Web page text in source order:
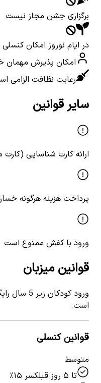
برگزاری جشن مجاز نیست
در ایام نوروز امکان
امکان پذیرش مهمان
رعایت نظافت الزامی
سایر قوانین
ارائه کارت شناسایی
پرداخت هزینه هرگونه
ورود با کفش ممنوع است
قوانین میزبان
ورود
است.
قوانین کنسلی
متوسط
تا ۵ روز قبل
کسر ۱۵٪